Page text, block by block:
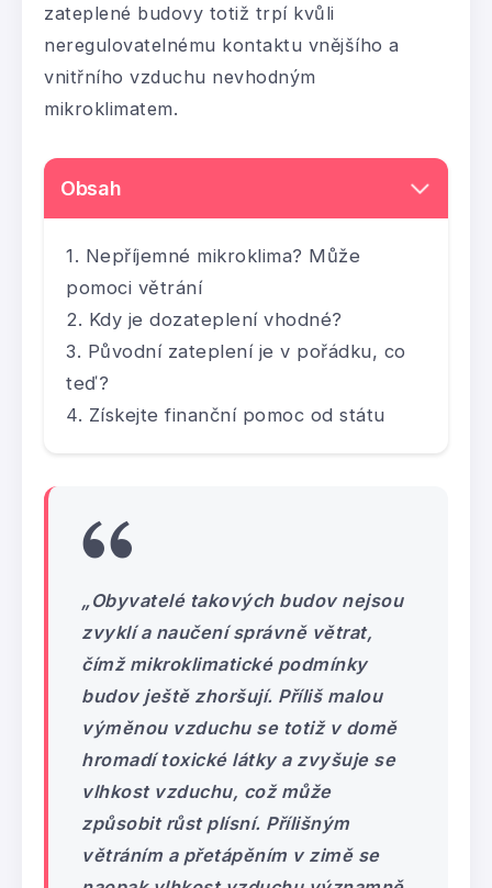
zateplené budovy totiž trpí kvůli
neregulovatelnému kontaktu vnějšího a
vnitřního vzduchu nevhodným
mikroklimatem.
Obsah
Nepříjemné mikroklima? Může
pomoci větrání
Kdy je dozateplení vhodné?
Původní zateplení je v pořádku, co
teď?
Získejte finanční pomoc od státu
„Obyvatelé takových budov nejsou
zvyklí a naučení správně větrat,
čímž mikroklimatické podmínky
budov ještě zhoršují. Příliš malou
výměnou vzduchu se totiž v domě
hromadí toxické látky a zvyšuje se
vlhkost vzduchu, což může
způsobit růst plísní. Přílišným
větráním a přetápěním v zimě se